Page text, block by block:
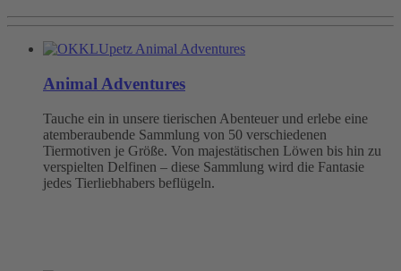
Animal Adventures
Tauche ein in unsere tierischen Abenteuer und erlebe eine
atemberaubende Sammlung von 50 verschiedenen
Tiermotiven je Größe. Von majestätischen Löwen bis hin zu
verspielten Delfinen – diese Sammlung wird die Fantasie
jedes Tierliebhabers beflügeln.